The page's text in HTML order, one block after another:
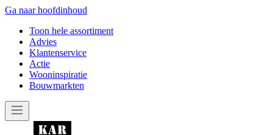
Ga naar hoofdinhoud
Toon hele assortiment
Advies
Klantenservice
Actie
Wooninspiratie
Bouwmarkten